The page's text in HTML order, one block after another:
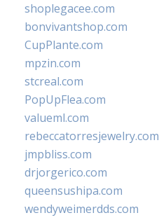
shoplegacee.com
bonvivantshop.com
CupPlante.com
mpzin.com
stcreal.com
PopUpFlea.com
valueml.com
rebeccatorresjewelry.com
jmpbliss.com
drjorgerico.com
queensushipa.com
wendyweimerdds.com